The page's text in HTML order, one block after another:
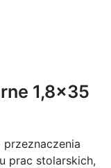
1,8x35
prac stolarskich,